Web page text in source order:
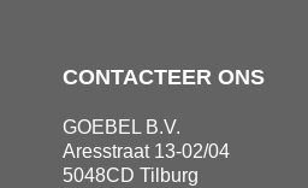
CONTACTEER ONS
GOEBEL B.V.
Aresstraat 13-02/04
5048CD Tilburg